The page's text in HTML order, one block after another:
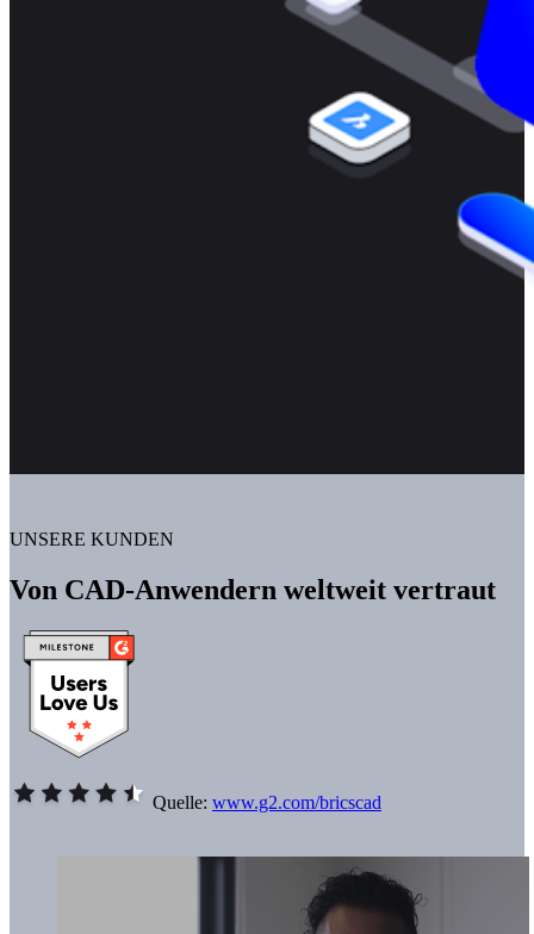
UNSERE KUNDEN
Von CAD-Anwendern weltweit vertraut
Quelle:www.g2.com/bricscad